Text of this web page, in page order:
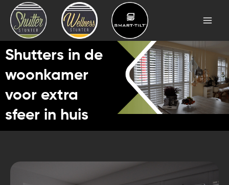
Skip
content
Shutters in de
woonkamer
voor extra
sfeer in huis